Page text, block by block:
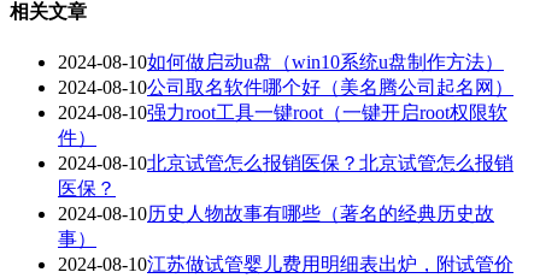
相关文章
2024-08-10如何做启动u盘（win10系统u盘制作方法）
2024-08-10公司取名软件哪个好（美名腾公司起名网）
2024-08-10强力root工具一键root（一键开启root权限软
件）
2024-08-10北京试管怎么报销医保？北京试管怎么报销
医保？
2024-08-10历史人物故事有哪些（著名的经典历史故
事）
2024-08-10江苏做试管婴儿费用明细表出炉，附试管价